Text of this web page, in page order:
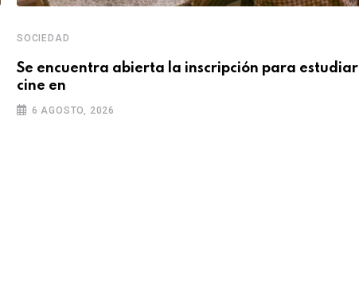
SOCIEDAD
Se encuentra abierta la inscripción para estudiar
cine en
6 AGOSTO, 2026